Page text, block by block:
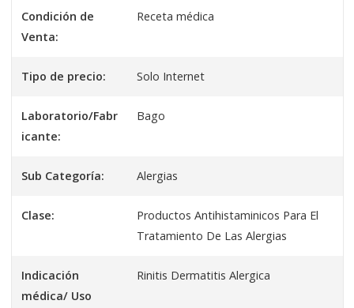
Condición de
Venta:
Receta médica
Tipo de precio: Solo Internet
Laboratorio/Fabr
icante:
Bago
Sub Categoría: Alergias
Clase:
Productos Antihistaminicos Para El
Tratamiento De Las Alergias
Indicación
médica/ Uso
Rinitis Dermatitis Alergica